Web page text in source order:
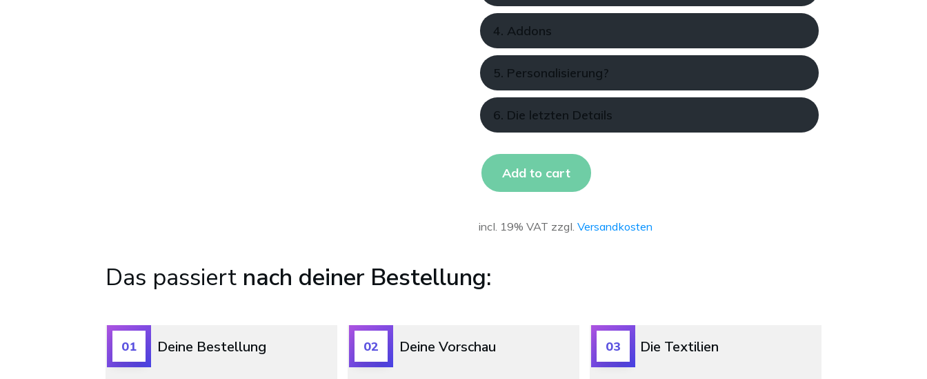
4. Addons
5. Personalisierung?
6. Die letzten Details
Add to cart
incl. 19% VAT zzgl. Versandkosten
Das passiert nach deiner Bestellung:
Deine Bestellung
01 Deine Vorschau
02 Die Textilien
03